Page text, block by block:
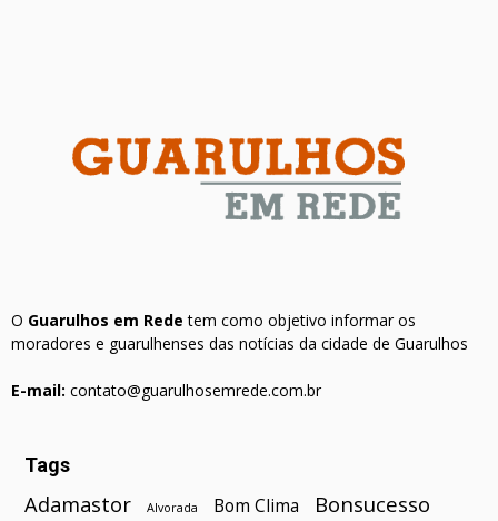
O Guarulhos em Rede tem como objetivo informar os
moradores e guarulhenses das notícias da cidade de Guarulhos
E-mail: contato@guarulhosemrede.com.br
Tags
Adamastor Alvorada Bom Clima Bonsucesso